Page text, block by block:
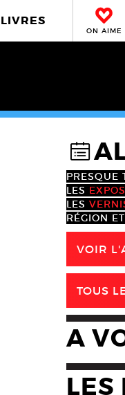
LIVRES
ON AIME
@
PRESQUE
LES
LES
RÉGION
VOIR
TOUS
A
LES